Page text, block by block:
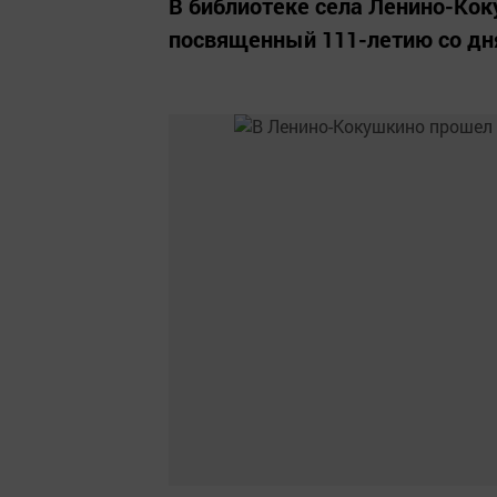
посвященный 111-летию со